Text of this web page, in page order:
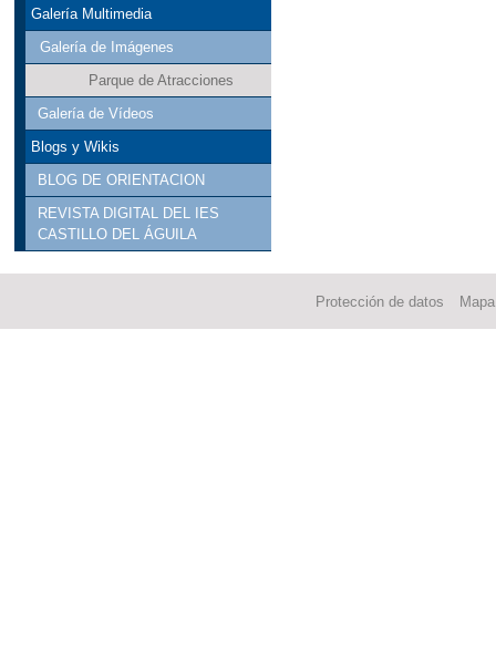
Galería Multimedia
Galería de Imágenes
Parque de Atracciones
Galería de Vídeos
Blogs y Wikis
BLOG DE ORIENTACION
REVISTA DIGITAL DEL IES
CASTILLO DEL ÁGUILA
Protección de datos